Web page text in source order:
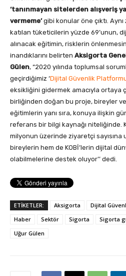
‘tanınmayan sitelerden alışveriş
vermeme’gibi konular öne çıktı.
katılan tüketicilerin yüzde 69’unun,
alınacak eğitimin, risklerin
inandıklarını belirten Aksigorta
Gülen, “2020 yılında toplumsal
geçirdiğimiz ‘Dijital Güvenlik
eksikliğini gidermek amacıyla ortaya
birliğinden doğan bu proje, bireyler ve
eğitimlerin yanı sıra, konuya ilişkin
referans bir bilgi kaynağı niteliğinde.
milyonun üzerinde ziyaretçi
bireylerin hem de KOBİ’lerin dijital
olabilmelerine destek oluyor’’ dedi.
ETİKETLER: Aksigorta Dijital
Haber
Sektör Sigorta Sigorta
Uğur Gülen